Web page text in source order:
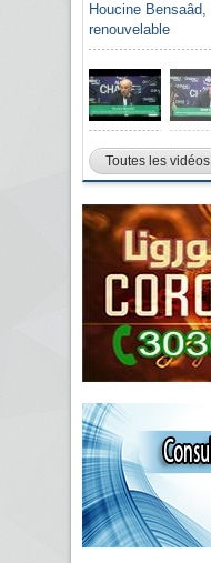
Houcine
renouvelable
Toutes les vidéos